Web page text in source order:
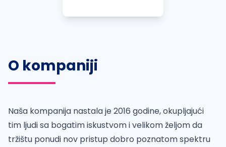
O kompaniji
Naša kompanija nastala je 2016 godine, okupljajući
tim ljudi sa bogatim iskustvom i velikom željom da
tržištu ponudi nov pristup dobro poznatom spektru